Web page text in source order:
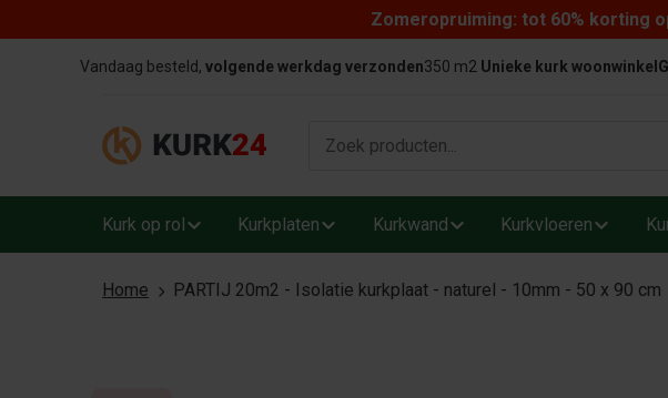
Zomeropruiming: tot 60% korting
Vandaag besteld, volgende werkdag verzonden350 m2 Unieke kurk woonwinkel
Kurk op rol Kurkplaten Kurkwand Kurkvloeren
Home PARTIJ 20m2 - Isolatie kurkplaat - naturel - 10mm - 50 x 90 cm